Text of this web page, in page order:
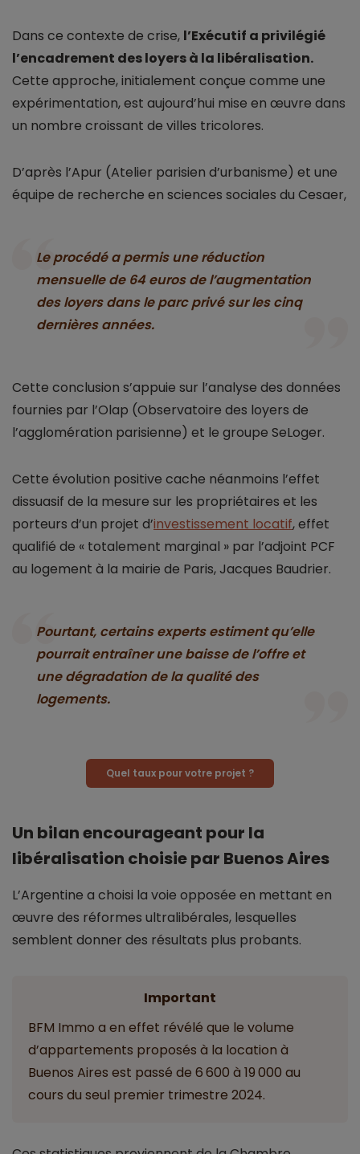
Dans ce contexte de crise, l’Exécutif a privilégié
l’encadrement des loyers à la libéralisation.
Cette approche, initialement conçue comme une
expérimentation, est aujourd’hui mise en œuvre dans
un nombre croissant de villes tricolores.
D’après l’Apur (Atelier parisien d’urbanisme) et une
équipe de recherche en sciences sociales du Cesaer,
Le procédé a permis une réduction
mensuelle de 64 euros de l’augmentation
des loyers dans le parc privé sur les cinq
dernières années.
Cette conclusion s’appuie sur l’analyse des données
fournies par l’Olap (Observatoire des loyers de
l’agglomération parisienne) et le groupe SeLoger.
Cette évolution positive cache néanmoins l’effet
dissuasif de la mesure sur les propriétaires et les
porteurs d’un projet d’investissement locatif, effet
qualifié de « totalement marginal » par l’adjoint PCF
au logement à la mairie de Paris, Jacques Baudrier.
Pourtant, certains experts estiment qu’elle
pourrait entraîner une baisse de l’offre et
une dégradation de la qualité des
logements.
Quel taux pour votre projet ?
Un bilan encourageant pour la
libéralisation choisie par Buenos Aires
L’Argentine a choisi la voie opposée en mettant en
œuvre des réformes ultralibérales, lesquelles
semblent donner des résultats plus probants.
Important
BFM Immo a en effet révélé que le volume
d’appartements proposés à la location à
Buenos Aires est passé de 6 600 à 19 000 au
cours du seul premier trimestre 2024.